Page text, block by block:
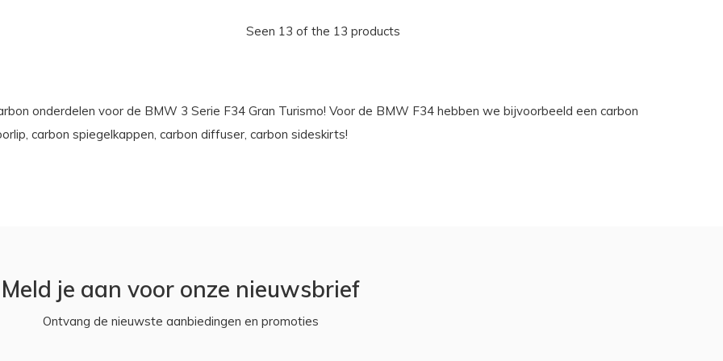
Seen 13 of the 13 products
onderdelen voor de BMW 3 Serie F34 Gran Turismo! Voor de BMW F34 hebben we bijvoorbeeld een carbon
carbon spiegelkappen, carbon diffuser, carbon sideskirts!
Meld je aan voor onze nieuwsbrief
Ontvang de nieuwste aanbiedingen en promoties